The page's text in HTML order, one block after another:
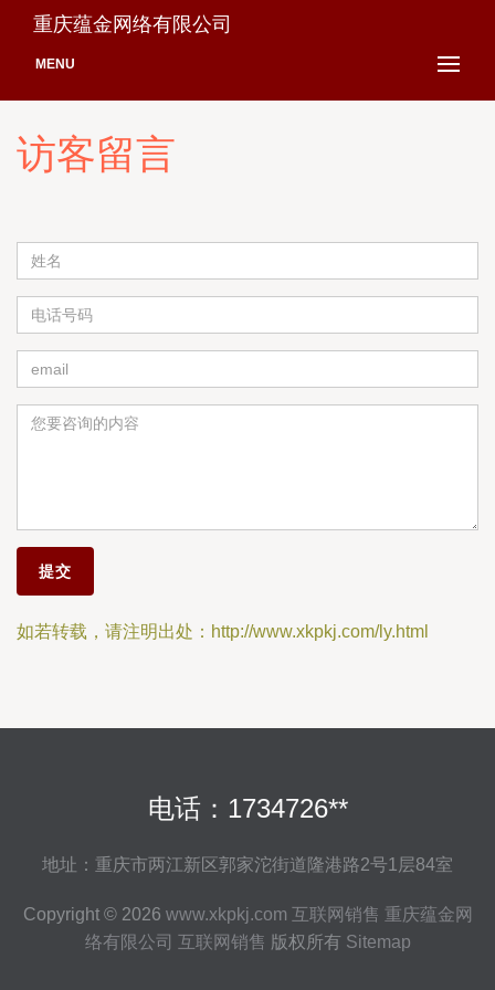
重庆蕴金网络有限公司
MENU
访客留言
如若转载，请注明出处：http://www.xkpkj.com/ly.html
电话：1734726**
地址：重庆市两江新区郭家沱街道隆港路2号1层84室
Copyright © 2026 www.xkpkj.com 互联网销售 重庆蕴金网
络有限公司 互联网销售 版权所有 Sitemap